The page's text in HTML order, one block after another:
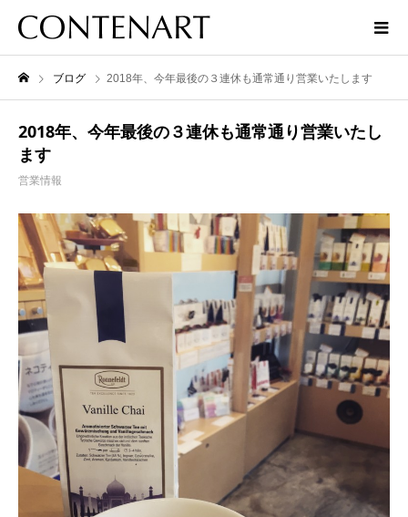
ブログ 2018年、今年最後の３連休も通常通り営業いたします
2018年、今年最後の３連休も通常通り営業いたし
ます
営業情報